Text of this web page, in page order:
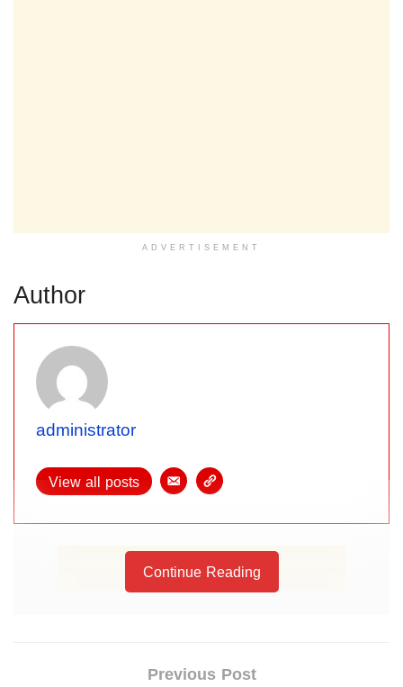
ADVERTISEMENT
Author
administrator
View all posts
Continue Reading
Previous Post